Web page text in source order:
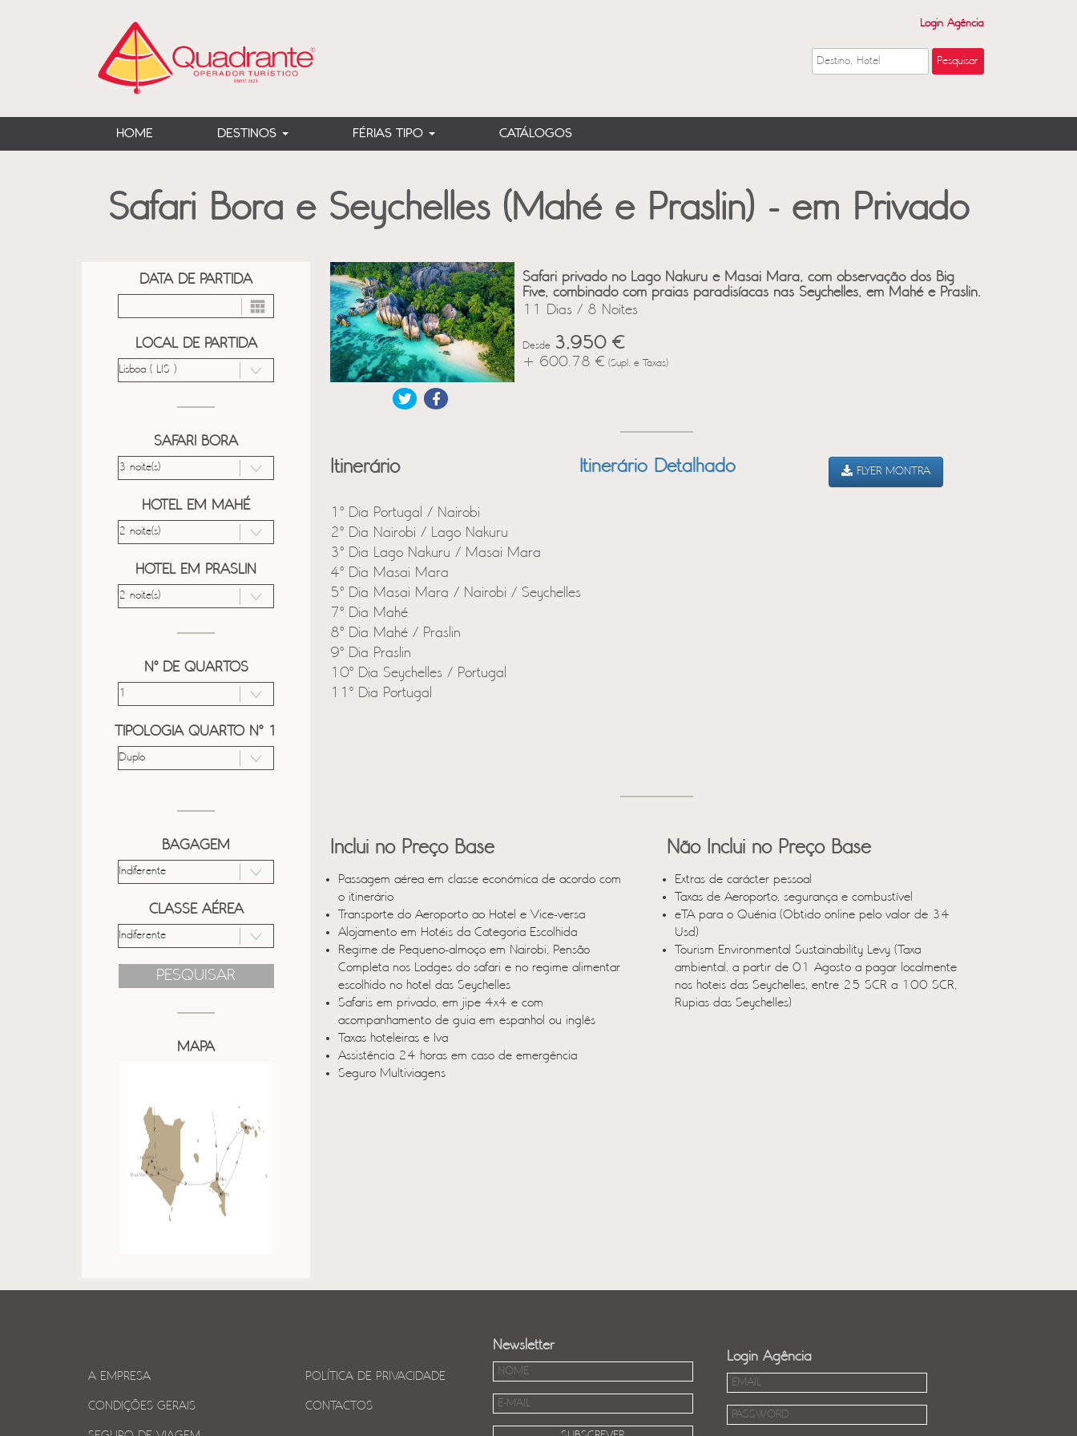
Login Agência
HOME DESTINOS FÉRIAS TIPO CATÁLOGOS
Safari Bora e Seychelles (Mahé e Praslin) - em Privado
DATA DE PARTIDA
LOCAL DE PARTIDA
SAFARI BORA
HOTEL EM MAHÉ
HOTEL EM PRASLIN
Nº DE QUARTOS
TIPOLOGIA QUARTO Nº 1
BAGAGEM
CLASSE AÉREA
PESQUISAR
MAPA
Safari privado no Lago Nakuru e Masai Mara, com observação dos Big
Five, combinado com praias paradisíacas nas Seychelles, em Mahé e Praslin.
11 Dias / 8 Noites
Desde 3,950 €
+ 600.78 € (Supl. e Taxas)
Itinerário Itinerário Detalhado FLYER MONTRA
1º Dia Portugal / Nairobi
2º Dia Nairobi / Lago Nakuru
3º Dia Lago Nakuru / Masai Mara
4º Dia Masai Mara
5º Dia Masai Mara / Nairobi / Seychelles
7º Dia Mahé
8º Dia Mahé / Praslin
9º Dia Praslin
10º Dia Seychelles / Portugal
11º Dia Portugal
Inclui no Preço Base
Passagem aérea em classe económica de acordo com
o itinerário
Transporte do Aeroporto ao Hotel e Vice-versa
Alojamento em Hotéis da Categoria Escolhida
Regime de Pequeno-almoço em Nairobi, Pensão
Completa nos Lodges do safari e no regime alimentar
escolhido no hotel das Seychelles
Safaris em privado, em jipe 4x4 e com
acompanhamento de guia em espanhol ou inglês
Taxas hoteleiras e Iva
Assistência 24 horas em caso de emergência
Seguro Multiviagens
Não Inclui no Preço Base
Extras de carácter pessoal
Taxas de Aeroporto, segurança e combustível
eTA para o Quénia (Obtido online pelo valor de 34
Usd)
Tourism Environmental Sustainability Levy (Taxa
ambiental, a partir de 01 Agosto a pagar localmente
nos hoteis das Seychelles, entre 25 SCR a 100 SCR,
Rupias das Seychelles)
A EMPRESA
CONDIÇÕES GERAIS
POLÍTICA DE PRIVACIDADE
CONTACTOS
Newsletter
Login Agência